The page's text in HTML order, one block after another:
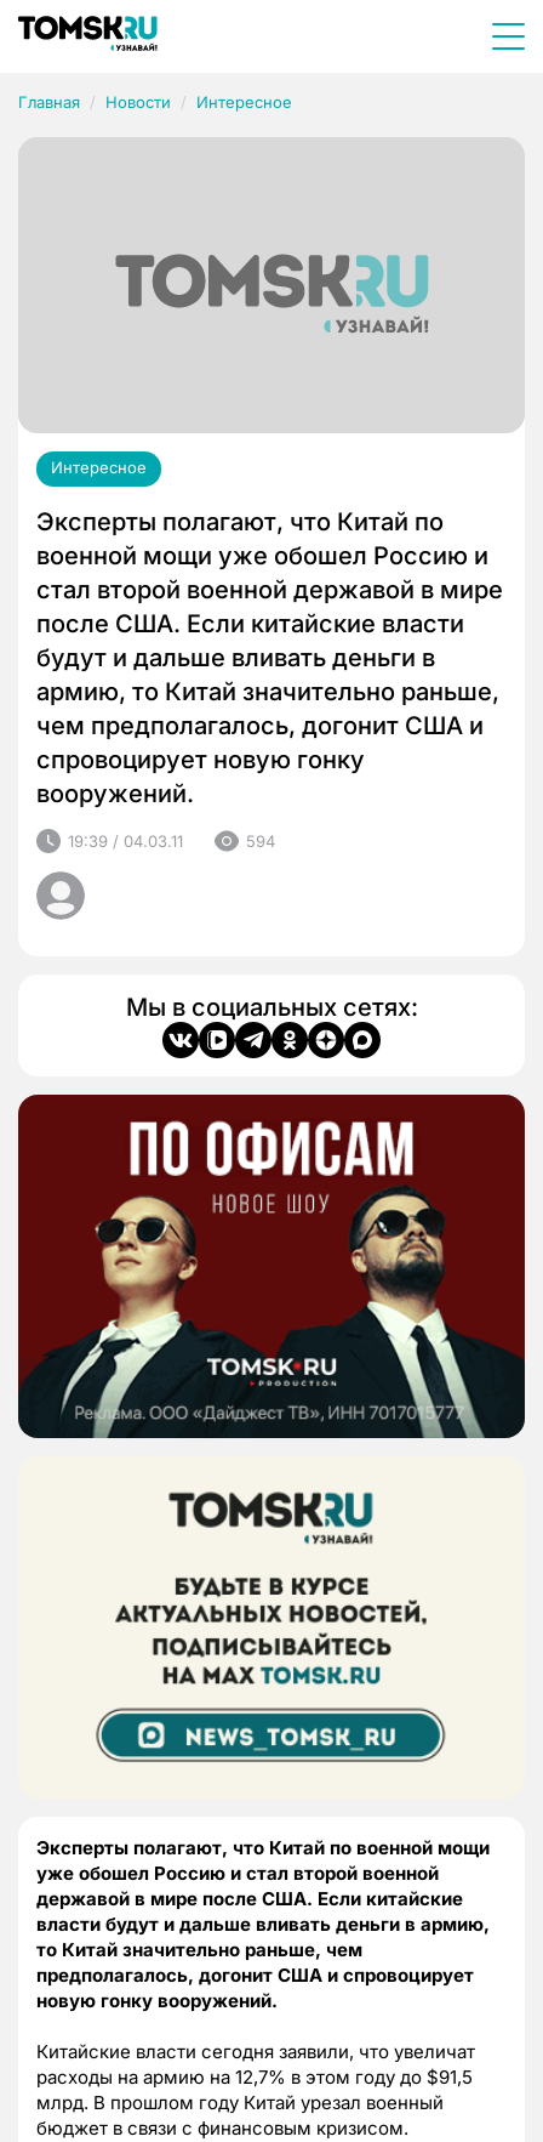
Главная Новости Интересное
Интересное
Эксперты полагают, что Китай по
военной мощи уже обошел Россию и
стал второй военной державой в мире
после США. Если китайские власти
будут и дальше вливать деньги в
армию, то Китай значительно раньше,
чем предполагалось, догонит США и
спровоцирует новую гонку
вооружений.
19:39 / 04.03.11 594
Мы в социальных сетях:
Эксперты полагают, что Китай по военной мощи
уже обошел Россию и стал второй военной
державой в мире после США. Если китайские
власти будут и дальше вливать деньги в армию,
то Китай значительно раньше, чем
предполагалось, догонит США и спровоцирует
новую гонку вооружений.
Китайские власти сегодня заявили, что увеличат
расходы на армию на 12,7% в этом году до $91,5
млрд. В прошлом году Китай урезал военный
бюджет в связи с финансовым кризисом.